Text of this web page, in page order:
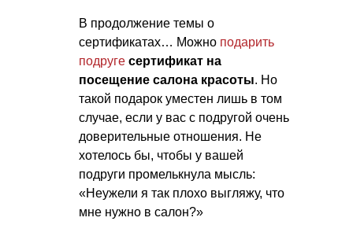
В продолжение темы о
сертификатах… Можно подарить
подруге сертификат на
посещение салона красоты. Но
такой подарок уместен лишь в том
случае, если у вас с подругой очень
доверительные отношения. Не
хотелось бы, чтобы у вашей
подруги промелькнула мысль:
«Неужели я так плохо выгляжу, что
мне нужно в салон?»